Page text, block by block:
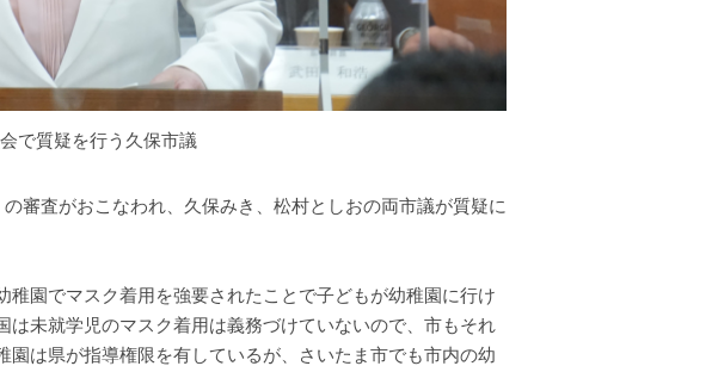
で質疑を行う久保市議
審査がおこなわれ、久保みき、松村としおの両市議が質疑に
園でマスク着用を強要されたことで子どもが幼稚園に行け
未就学児のマスク着用は義務づけていないので、市もそれ
は県が指導権限を有しているが、さいたま市でも市内の幼